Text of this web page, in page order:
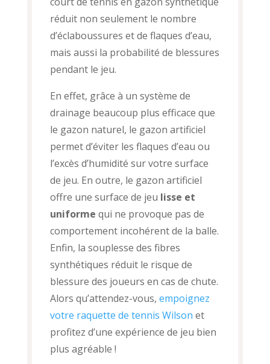
réduit non seulement le nombre
d’éclaboussures et de flaques d’eau,
mais aussi la probabilité de blessures
pendant le jeu.
En effet, grâce à un système de
drainage beaucoup plus efficace que
le gazon naturel, le gazon artificiel
permet d’éviter les flaques d’eau ou
l’excès d’humidité sur votre surface
de jeu. En outre, le gazon artificiel
offre une surface de jeu lisse et
uniforme qui ne provoque pas de
comportement incohérent de la balle.
Enfin, la souplesse des fibres
synthétiques réduit le risque de
blessure des joueurs en cas de chute.
Alors qu’attendez-vous, empoignez
votre raquette de tennis Wilson et
profitez d’une expérience de jeu bien
plus agréable !